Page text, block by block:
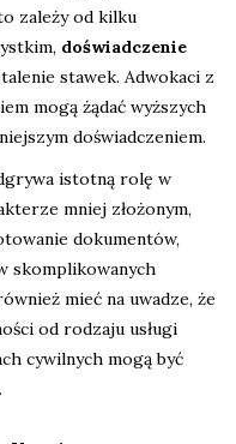
zależy od kilku
doświadczenie
stawek. Adwokaci z
mogą żądać wyższych
doświadczeniem.
istotną rolę w
mniej złożonym,
dokumentów,
skomplikowanych
mieć na uwadze, że
od rodzaju usługi
cywilnych mogą być